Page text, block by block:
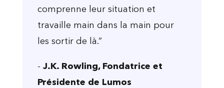
comprenne leur situation et
travaille main dans la main pour
les sortir de là.”
- J.K. Rowling, Fondatrice et
Présidente de Lumos